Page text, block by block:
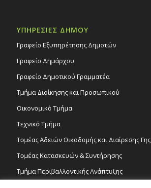
ΥΠΗΡΕΣΙΕΣ ΔΗΜΟΥ
Γραφείο Εξυπηρέτησης Δημοτών
Γραφείο Δημάρχου
Γραφείο Δημοτικού Γραμματέα
Τμήμα Διοίκησης και Προσωπικού
Οικονομικό Τμήμα
Τεχνικό Τμήμα
Τομέας Αδειών Οικοδομής και Διαίρεσης Γης
Τομέας Κατασκευών & Συντήρησης
Τμήμα Περιβαλλοντικής Ανάπτυξης